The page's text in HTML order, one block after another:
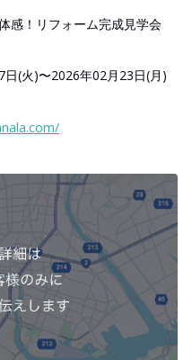
感！リフォーム完成見学会
日(火)〜2026年02月23日(月)